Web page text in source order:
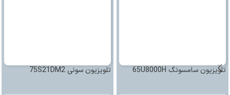
تلویزیون سامسونگ 65U8000H تلویزیون سونی 75S21DM2